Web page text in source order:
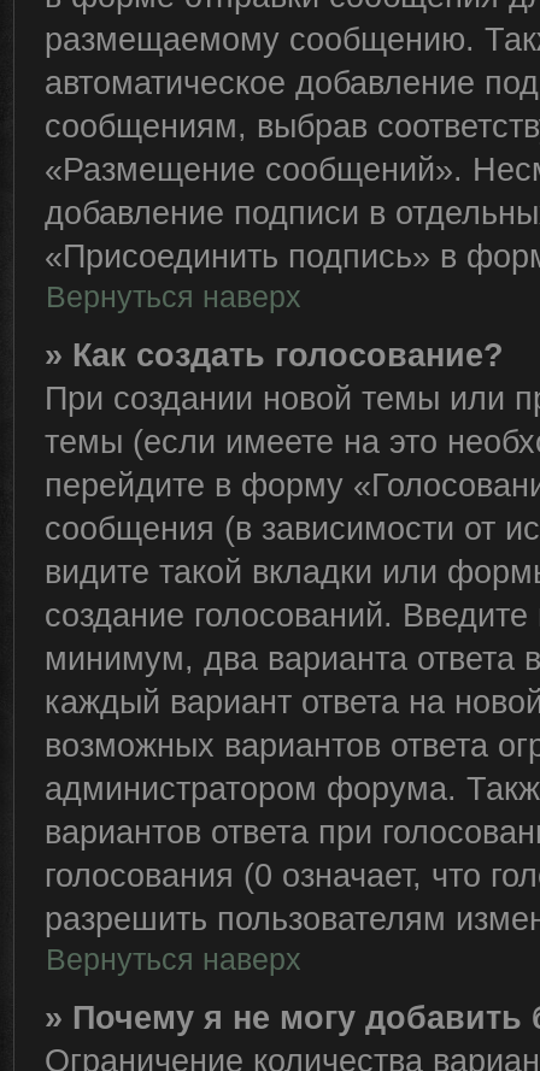
размещаемому сообщению.
автоматическое добавление
сообщениям, выбрав
«Размещение сообщений».
добавление подписи в
«Присоединить подпись» в
Вернуться наверх
» Как создать голосование?
При создании новой темы или
темы (если имеете на это
перейдите в форму
сообщения (в зависимости от
видите такой вкладки или
создание голосований.
минимум, два варианта ответа
каждый вариант ответа на
возможных вариантов ответа
администратором форума.
вариантов ответа при
голосования (0 означает, что
разрешить пользователям
Вернуться наверх
» Почему я не могу добавить
Ограничение количества